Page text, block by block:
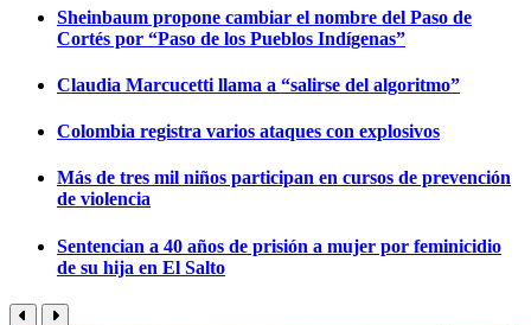
Sheinbaum propone cambiar el nombre del Paso de
Cortés por “Paso de los Pueblos Indígenas”
Claudia Marcucetti llama a “salirse del algoritmo”
Colombia registra varios ataques con explosivos
Más de tres mil niños participan en cursos de prevención
de violencia
Sentencian a 40 años de prisión a mujer por feminicidio
de su hija en El Salto